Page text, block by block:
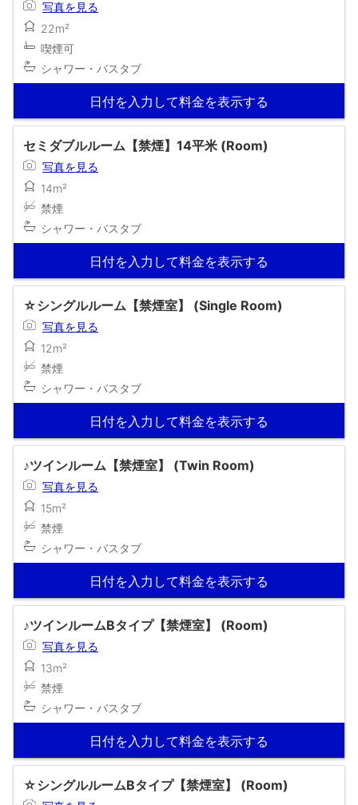
写真を見る
22m²
喫煙可
シャワー・バスタブ
日付を入力して料金を表示する
セミダブルルーム【禁煙】14平米 (Room)
写真を見る
14m²
禁煙
シャワー・バスタブ
日付を入力して料金を表示する
☆シングルルーム【禁煙室】 (Single Room)
写真を見る
12m²
禁煙
シャワー・バスタブ
日付を入力して料金を表示する
♪ツインルーム【禁煙室】 (Twin Room)
写真を見る
15m²
禁煙
シャワー・バスタブ
日付を入力して料金を表示する
♪ツインルームBタイプ【禁煙室】 (Room)
写真を見る
13m²
禁煙
シャワー・バスタブ
日付を入力して料金を表示する
☆シングルルームBタイプ【禁煙室】 (Room)